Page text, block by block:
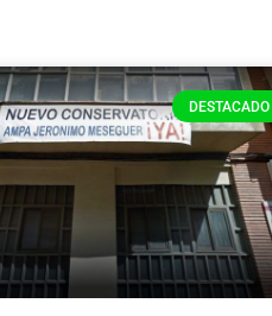
DESTACADO